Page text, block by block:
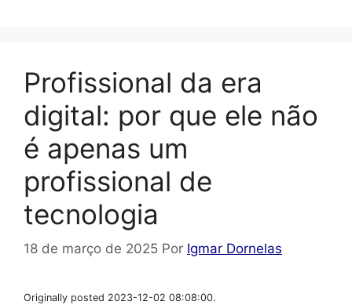
Profissional da era
digital: por que ele não
é apenas um
profissional de
tecnologia
18 de março de 2025 Por Igmar Dornelas
Originally posted 2023-12-02 08:08:00.